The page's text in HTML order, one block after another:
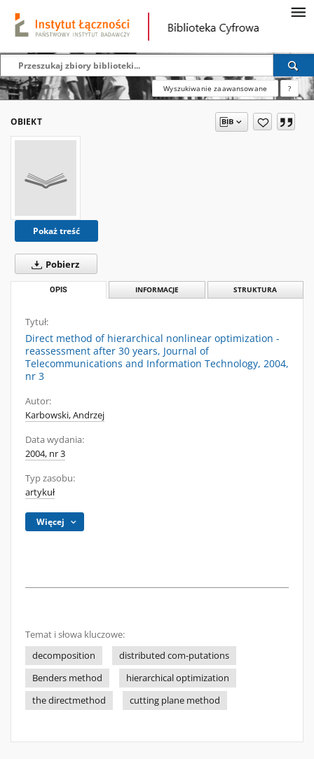
Wyszukiwanie zaawansowane ?
OBIEKT
Pokaż treść
Pobierz
OPIS INFORMACJE STRUKTURA
Tytuł:
Direct method of hierarchical nonlinear optimization -
reassessment after 30 years, Journal of
Telecommunications and Information Technology, 2004,
nr 3
Autor:
Karbowski, Andrzej
Data wydania:
2004, nr 3
Typ zasobu:
artykuł
Więcej
Temat i słowa kluczowe:
decomposition
distributed com-putations
Benders method
hierarchical optimization
the directmethod
cutting plane method